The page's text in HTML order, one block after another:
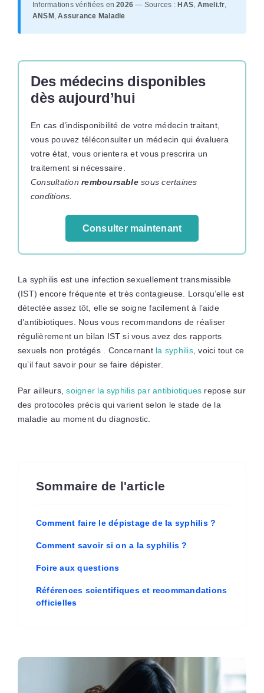
Informations vérifiées en2026 — Sources : HAS, Ameli.fr,
ANSM ,Assurance Maladie
Des médecins disponibles
dès aujourd’hui
En cas d’indisponibilité de votre médecin traitant,
vous pouvez téléconsulter un médecin qui évaluera
votre état, vous orientera et vous prescrira un
traitement si nécessaire.
Consultationremboursablesous certaines
conditions.
Consulter maintenant
La syphilis est une infection sexuellement transmissible
(IST) encore fréquente et très contagieuse. Lorsqu’elle est
détectée assez tôt, elle se soigne facilement à l’aide
d’antibiotiques. Nous vous recommandons de réaliser
régulièrement un bilan IST si vous avez des rapports
sexuels non protégés . Concernant la syphilis, voici tout ce
qu’il faut savoir pour se faire dépister.
Par ailleurs,soigner la syphilis par antibiotiques repose sur
des protocoles précis qui varient selon le stade de la
maladie au moment du diagnostic.
Sommaire de l'article
Comment faire le dépistage de la syphilis ?
Comment savoir si on a la syphilis ?
Foire aux questions
Références scientifiques et recommandations
officielles